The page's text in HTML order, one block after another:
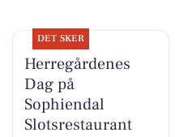
DET SKER
Herregårdenes
Dag på
Sophiendal
Slotsrestaurant